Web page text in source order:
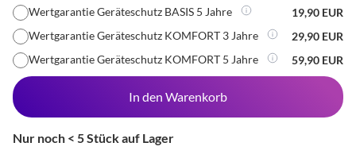
Wertgarantie Geräteschutz BASIS 5 Jahre
19,90 EUR
Wertgarantie Geräteschutz KOMFORT 3 Jahre
29,90 EUR
Wertgarantie Geräteschutz KOMFORT 5 Jahre
59,90 EUR
In den Warenkorb
Nur noch < 5 Stück auf Lager